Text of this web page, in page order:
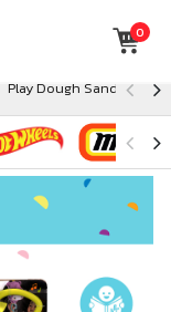
0
Play Dough Sand and